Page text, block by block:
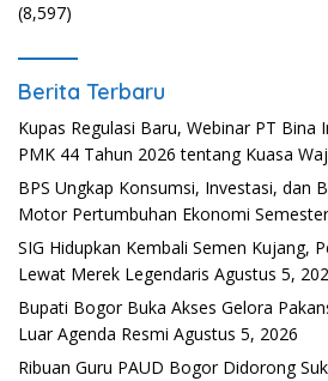
(8,597)
Berita Terbaru
Kupas Regulasi Baru, Webinar PT Bina
PMK 44 Tahun 2026 tentang Kuasa
BPS Ungkap Konsumsi, Investasi, dan
Motor Pertumbuhan Ekonomi
SIG Hidupkan Kembali Semen Kujang,
Lewat Merek Legendaris Agustus 5,
Bupati Bogor Buka Akses Gelora
Luar Agenda Resmi Agustus 5, 2026
Ribuan Guru PAUD Bogor Didorong